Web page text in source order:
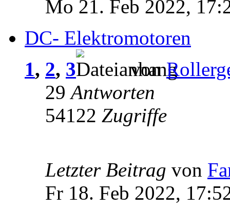
Mo 21. Feb 2022,
DC- Elektromotoren
1, 2, 3 von
29Antworten
54122 Zugriffe
Letzter Beitrag von
Fr 18. Feb 2022,